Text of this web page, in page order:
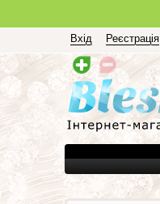
Вхід Реєстрація